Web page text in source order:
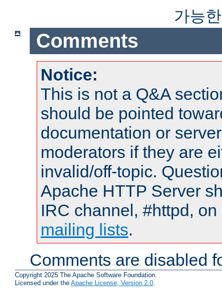
가능
Comments
Notice:
This is not a Q&A
should be pointed
documentation or
moderators if they are
invalid/off-topic.
Apache HTTP Server
IRC channel, #httpd,
mailing lists.
Comments are disabled
Copyright 2025 The Apache Software Foundation.
Licensed under the Apache License, Version 2.0.